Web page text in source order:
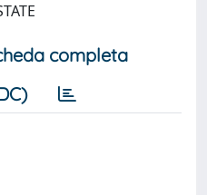
completa